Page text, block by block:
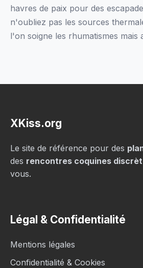
havres de paix pour des
n'oubliez pas les sources
l'on soigne les rhumatismes mais
XKiss.org
Le site de référence pour des
des rencontres coquines
vous.
Légal & Confidentialité
Mentions légales
Confidentialité & Cookies